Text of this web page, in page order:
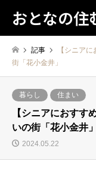
おとなの住
記事
【シニア
街「花小金井」
暮らし 住まい
【シニアにおすす
いの街「花小金井」
2024.05.22